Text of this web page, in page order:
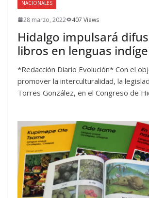
NACIONALES
28 marzo, 2022 407 Views
Hidalgo impulsará
libros en lenguas
*Redacción Diario Evolución* Con el
promover la interculturalidad, la
Torres González, en el Congreso de